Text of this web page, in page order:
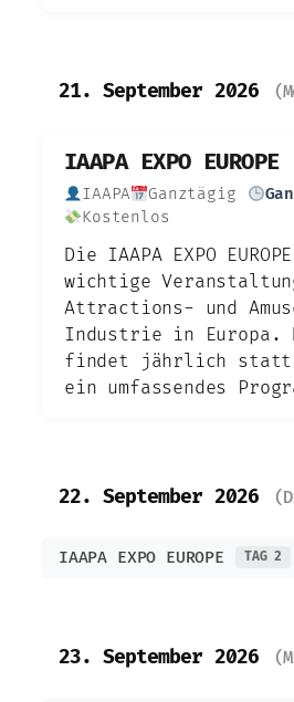
21. September 2026
IAAPA EXPO EUROPE
IAAPA Ganztägig
Kostenlos
Die IAAPA EXPO
wichtige
Attractions- und
Industrie in Europa.
findet jährlich statt
ein umfassendes
22. September 2026
IAAPA EXPO EUROPE TAG 2
23. September 2026